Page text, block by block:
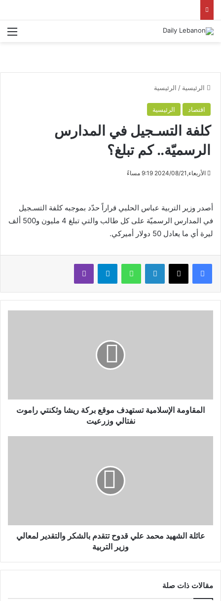
الرئيسية / الرئيسية
اقتصاد الرئيسية
كلفة التسـجيل في المدارس
الرسميّة.. كم تبلغ؟
الأربعاء,2024/08/21 9:19 مساءً
أصدر وزير التربية عباس الحلبي قراراً حدّد بموجبه كلفة التسـجيل
في المدارس الرسميّة على كل طالب والتي تبلغ 4 مليون و500 ألف
ليرة أي ما يعادل 50 دولار أميركي.
لينكدإن واتساب تيلقرام ڤايبر
المقاومة الإسلامية تستهدف موقع بركة ريشا وثكنتي راموت
‏نفتالي وزرعيت
عائلة الشهيد محمد علي قدوح تتقدم بالشكر والتقدير لمعالي
وزير التربية
مقالات ذات صلة